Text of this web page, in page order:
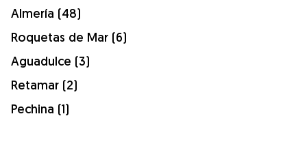
Almería (48)
Roquetas de Mar (6)
Aguadulce (3)
Retamar (2)
Pechina (1)